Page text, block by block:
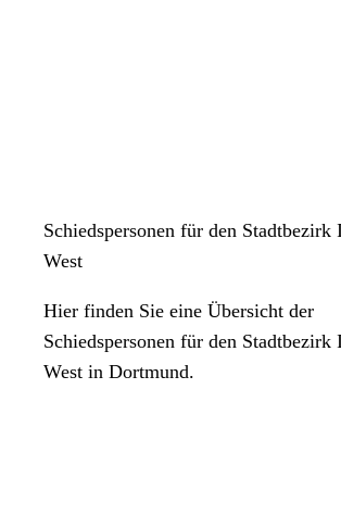
Schiedspersonen für den Stadtbezirk
West
Hier finden Sie eine Übersicht der
Schiedspersonen für den Stadtbezirk
West in Dortmund.